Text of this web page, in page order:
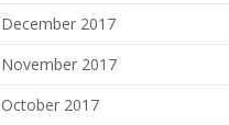
December 2017
November 2017
October 2017